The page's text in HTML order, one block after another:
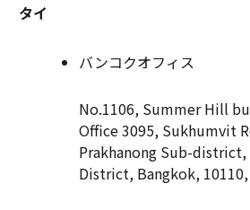
タイ
バンコクオフィス
No.1106, Summer Hill
Office 3095, Sukhumvit
Prakhanong Sub-
District, Bangkok,